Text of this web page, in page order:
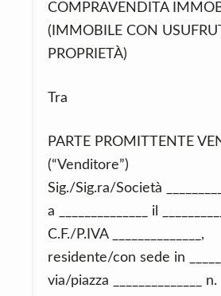
COMPRAVENDITA
(IMMOBILE CON
PROPRIETÀ)
Tra
PARTE PROMITTENTE
(“Venditore”)
Sig./Sig.ra/Società
a ______________ il
C.F./P.IVA ______________,
residente/con sede in
via/piazza ______________ n.